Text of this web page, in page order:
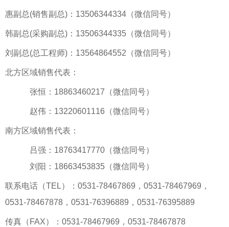
惠副总(销售副总)：13506344334（微信同号）
韩副总(采购副总)：13506344335（微信同号）
刘副总(总工程师)：13564864552（微信同号）
北方区域销售代表：
张恒：18863460217（微信同号）
赵伟：13220601116（微信同号）
南方区域销售代表：
吕强：18763417770（微信同号）
刘阳：18663453835（微信同号）
联系电话（TEL）：0531-78467869，0531-78467969，
0531-78467878，0531-76396889，0531-76395889
传真（FAX）：0531-78467969，0531-78467878